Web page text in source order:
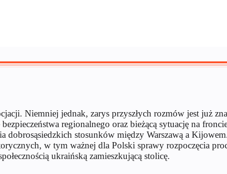
Niemniej jednak, zarys przyszłych rozmów jest już
regionalnego oraz bieżącą sytuację na
stosunków między Warszawą a
w tym ważnej dla Polski sprawy rozpoczęcia
ukraińską zamieszkującą stolicę.